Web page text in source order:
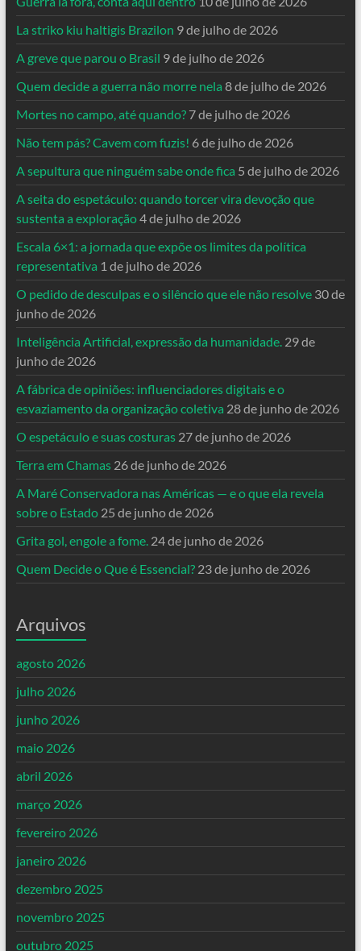
La striko kiu haltigis Brazilon 9 de julho de 2026
A greve que parou o Brasil 9 de julho de 2026
Quem decide a guerra não morre nela 8 de julho de 2026
Mortes no campo, até quando? 7 de julho de 2026
Não tem pás? Cavem com fuzis! 6 de julho de 2026
A sepultura que ninguém sabe onde fica 5 de julho de 2026
A seita do espetáculo: quando torcer vira devoção que
sustenta a exploração4 de julho de 2026
Escala 6×1: a jornada que expõe os limites da política
representativa 1 de julho de 2026
O pedido de desculpas e o silêncio que ele não resolve 30 de
junho de 2026
Inteligência Artificial, expressão da humanidade. 29 de
junho de 2026
A fábrica de opiniões: influenciadores digitais e o
esvaziamento da organização coletiva 28 de junho de 2026
O espetáculo e suas costuras 27 de junho de 2026
Terra em Chamas 26 de junho de 2026
A Maré Conservadora nas Américas — e o que ela revela
sobre o Estado 25 de junho de 2026
Grita gol, engole a fome. 24 de junho de 2026
Quem Decide o Que é Essencial? 23 de junho de 2026
Arquivos
agosto 2026
julho 2026
junho 2026
maio 2026
abril 2026
março 2026
fevereiro 2026
janeiro 2026
dezembro 2025
novembro 2025
outubro 2025